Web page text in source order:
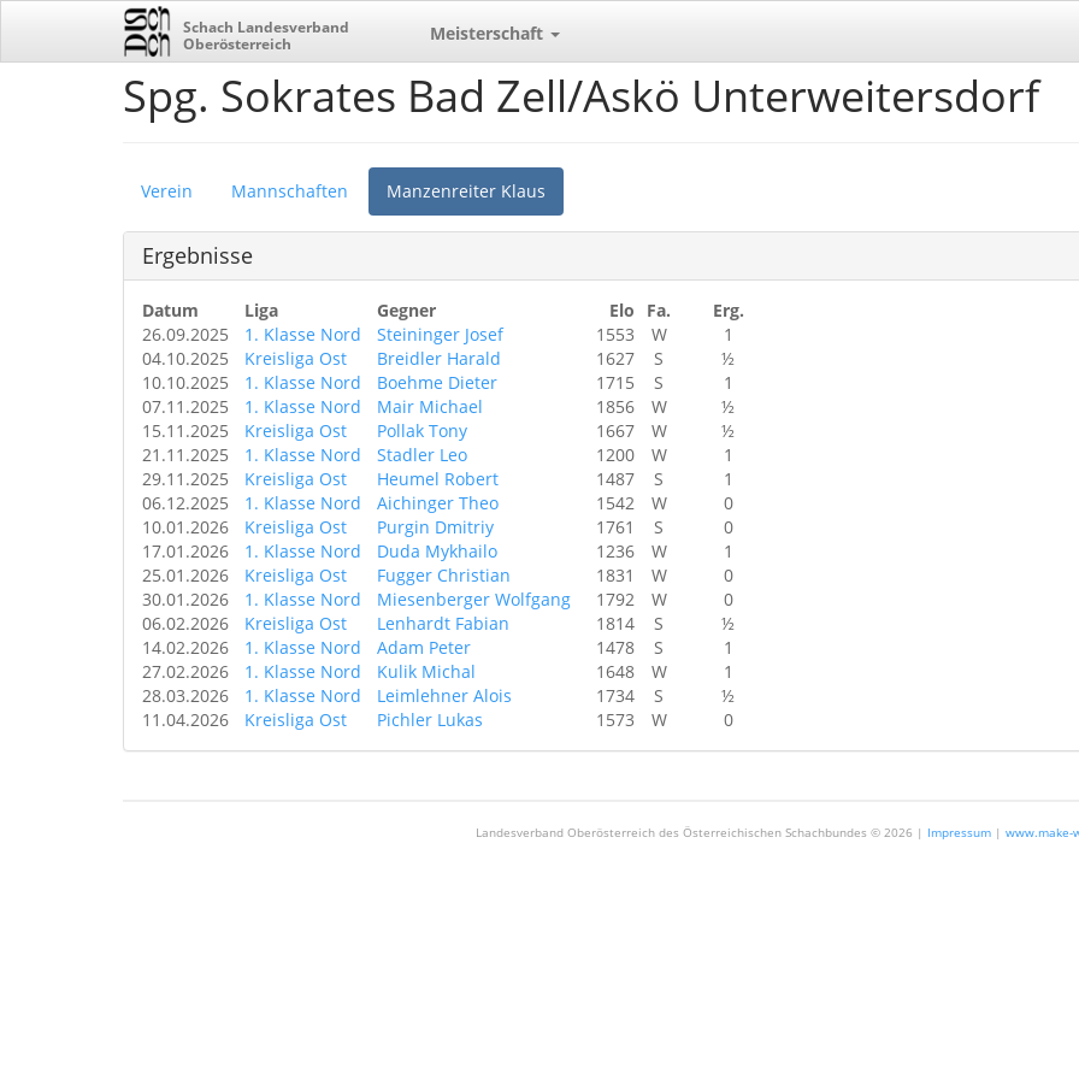
Schach Landesverband
Oberösterreich
Meisterschaft
Spg. Sokrates Bad Zell/Askö Unterweitersdorf
Verein Mannschaften Manzenreiter Klaus
Ergebnisse
Datum Liga Gegner Elo Fa.
Erg.
26.09.2025
1. Klasse Nord Steininger Josef 1553 W
1
04.10.2025
Kreisliga Ost Breidler Harald 1627 S
½
10.10.2025
1. Klasse Nord Boehme Dieter 1715 S
1
07.11.2025
1. Klasse Nord Mair Michael 1856 W
½
15.11.2025
Kreisliga Ost Pollak Tony 1667 W
½
21.11.2025
1. Klasse Nord Stadler Leo 1200 W
1
29.11.2025
Kreisliga Ost Heumel Robert 1487 S
1
06.12.2025
1. Klasse Nord Aichinger Theo 1542 W
0
10.01.2026
Kreisliga Ost Purgin Dmitriy 1761 S
0
17.01.2026
1. Klasse Nord Duda Mykhailo 1236 W
1
25.01.2026
Kreisliga Ost Fugger Christian 1831 W
0
30.01.2026
1. Klasse Nord Miesenberger Wolfgang 1792 W
0
06.02.2026
Kreisliga Ost Lenhardt Fabian 1814 S
½
14.02.2026
1. Klasse Nord Adam Peter 1478 S
1
27.02.2026
1. Klasse Nord Kulik Michal 1648 W
1
28.03.2026
1. Klasse Nord Leimlehner Alois 1734 S
½
11.04.2026
Kreisliga Ost Pichler Lukas 1573 W 0
Landesverband Oberösterreich des Österreichischen Schachbundes © 2026 | Impressum | www.make-